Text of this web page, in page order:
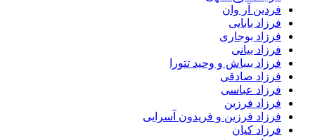
فردین آر وان
فرزاد بابایی
فرزاد بوجاری
فرزاد بیانی
فرزاد بیباش و وحید تتورا
فرزاد صادقی
فرزاد عباسی
فرزاد فرزین
فرزاد فرزین و فریدون آسرایی
فرزاد کیان